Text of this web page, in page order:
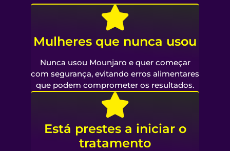
Mulheres que nunca usou
Nunca usou Mounjaro e quer começar
com segurança, evitando erros alimentares
que podem comprometer os resultados.
Está prestes a iniciar o
tratamento